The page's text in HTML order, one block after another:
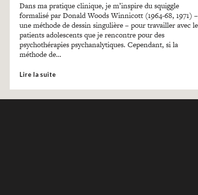
Dans ma pratique clinique, je m’inspire du squiggle
formalisé par Donald Woods Winnicott (1964-68, 1971) –
une méthode de dessin singulière – pour travailler avec
patients adolescents que je rencontre pour des
psychothérapies psychanalytiques. Cependant, si la
méthode de…
Lire la suite